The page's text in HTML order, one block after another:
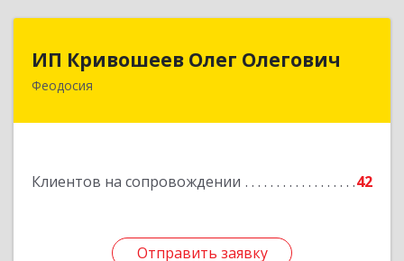
ИП Кривошеев Олег Олегович
Феодосия
Клиентов на сопровождении 42
Отправить заявку
Отправить заявку